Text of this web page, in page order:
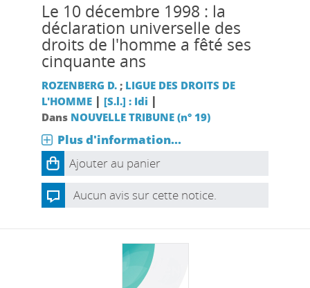
Le 10 décembre 1998 : la
déclaration universelle des
droits de l'homme a fêté ses
cinquante ans
ROZENBERG D.; LIGUE DES DROITS DE
L'HOMME | [S.l.] : Idi |
Dans NOUVELLE TRIBUNE (n° 19)
Plus d'information...
Ajouter au panier
Aucun avis sur cette notice.